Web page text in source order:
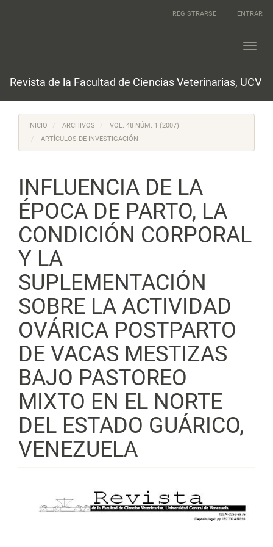
REGISTRARSE ENTRAR
Revista de la Facultad de Ciencias Veterinarias, UCV
INICIO ARCHIVOS
VOL. 48 NÚM. 1 (2007)
ARTÍCULOS DE INVESTIGACIÓN
INFLUENCIA DE LA
ÉPOCA DE PARTO, LA
CONDICIÓN CORPORAL
Y LA
SUPLEMENTACIÓN
SOBRE LA ACTIVIDAD
OVÁRICA POSTPARTO
DE VACAS MESTIZAS
BAJO PASTOREO
MIXTO EN EL NORTE
DEL ESTADO GUÁRICO,
VENEZUELA
lateral